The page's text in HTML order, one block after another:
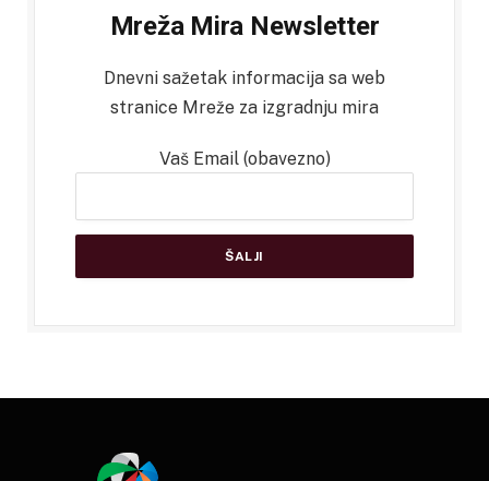
Mreža Mira Newsletter
Dnevni sažetak informacija sa web
stranice Mreže za izgradnju mira
Vaš Email (obavezno)